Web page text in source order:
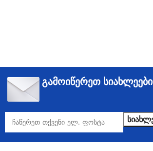
გამოიწერეთ სიახლეები